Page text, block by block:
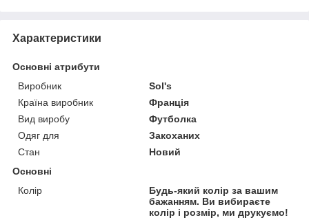
Характеристики
Основні атрибути
Виробник
Sol's
Країна виробник
Франція
Вид виробу
Футболка
Одяг для
Закоханих
Стан
Новий
Основні
Колір
Будь-який колір за вашим
бажанням. Ви вибираєте
колір і розмір, ми друкуємо!